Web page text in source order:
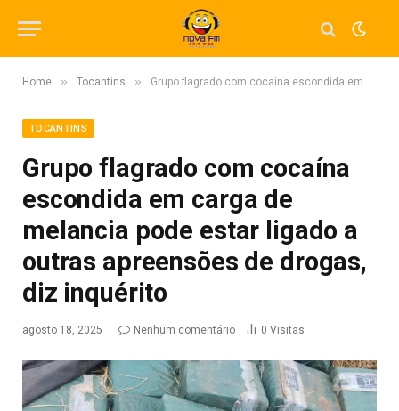
Home » Tocantins » Grupo flagrado com cocaína escondida em carga de melancia pode estar ligado a outras apreensões de drogas, diz inquérito
TOCANTINS
Grupo flagrado com cocaína
escondida em carga de
melancia pode estar ligado a
outras apreensões de drogas,
diz inquérito
agosto 18, 2025 Nenhum comentário 0 Visitas